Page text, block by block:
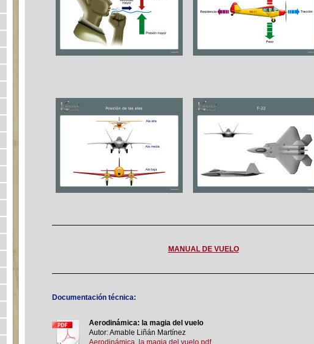
MANUAL DE VUELO
Documentación técnica:
Aerodinámica: la magia del vuelo
Autor: Amable Liñán Martínez
Aerodinámica, la magia del vuelo.pdf